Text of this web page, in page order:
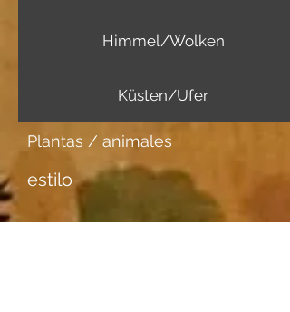
Himmel/Wolken
Küsten/Ufer
Plantas / animales
estilo